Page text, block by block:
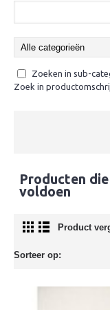
Zoeken in sub-
Zoek in
Producten
voldoen
Product
Sorteer op: